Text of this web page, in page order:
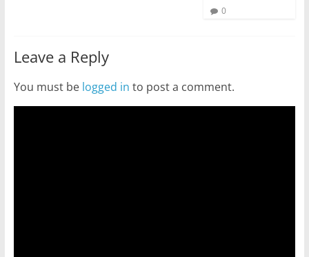
0
Leave a Reply
You must be logged in to post a comment.